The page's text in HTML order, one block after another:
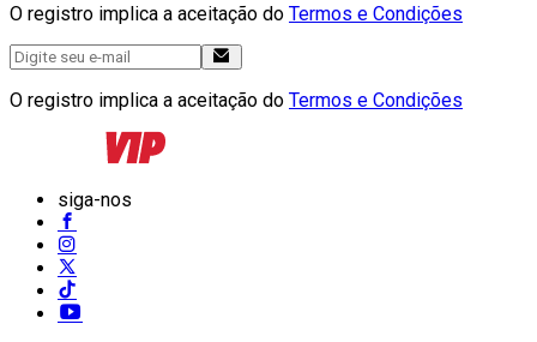
O registro implica a aceitação do Termos e Condições
O registro implica a aceitação do Termos e Condições
siga-nos